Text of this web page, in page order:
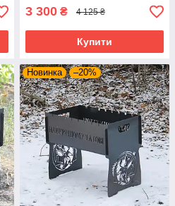
3 300 ₴ 4 125 ₴
Купити
Новинка –20%